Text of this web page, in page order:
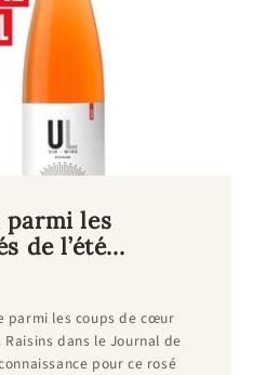
parmi les
de l’été...
parmi les coups de cœur
dans le Journal de
pour ce rosé